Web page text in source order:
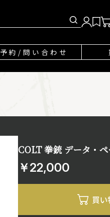
予約/問い合わせ
COLT 拳銃 データ・
￥22,000